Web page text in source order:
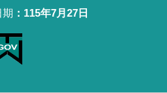
期 115年7月27日